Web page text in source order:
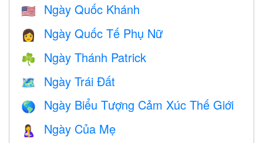
🇺🇸 Ngày Quốc Khánh
👩 Ngày Quốc Tế Phụ Nữ
☘️ Ngày Thánh Patrick
🗺️ Ngày Trái Đất
🌎 Ngày Biểu Tượng Cảm Xúc Thế Giới
🤱 Ngày Của Mẹ